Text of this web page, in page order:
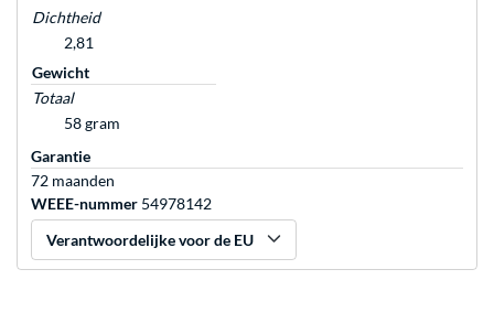
Dichtheid
2,81
Gewicht
Totaal
58 gram
Garantie
72 maanden
WEEE-nummer 54978142
Verantwoordelijke voor de EU